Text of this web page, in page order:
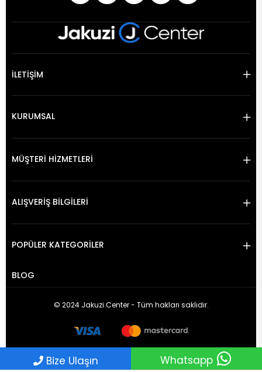
Bize Ulaşın Whatsapp
İLETİŞİM
KURUMSAL
MÜŞTERİ HİZMETLERİ
ALIŞVERİŞ BİLGİLERİ
POPÜLER KATEGORİLER
BLOG
© 2024 Jakuzi Center - Tüm hakları saklıdır.